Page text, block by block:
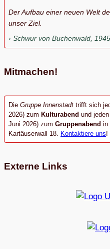
Der Aufbau einer neuen Welt
unser Ziel.
Schwur von Buchenwald, 1945
Mitmachen!
Die Gruppe Innenstadt trifft sich
2026) zum Kulturabend und jeden
Juni 2026) zum Gruppenabend in
Kartäuserwall 18. Kontaktiere uns!
Externe Links